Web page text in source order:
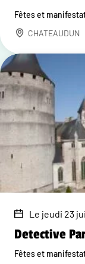
Fêtes et
CHATEAUDUN
Le jeudi 23
Detective
Fêtes et